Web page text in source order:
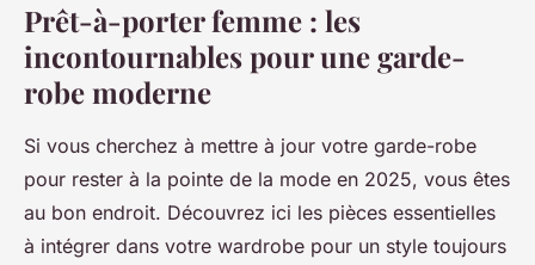
Prêt-à-porter femme :
incontournable pour une
garde-robe moderne
raymonde•13 mars 2025•6 min de lecture
Prêt-à-porter femme : les
incontournables pour une garde-
robe moderne
Si vous cherchez à mettre à jour votre garde-robe
pour rester à la pointe de la mode en 2025, vous êtes
au bon endroit. Découvrez ici les pièces essentielles
à intégrer dans votre wardrobe pour un style toujours